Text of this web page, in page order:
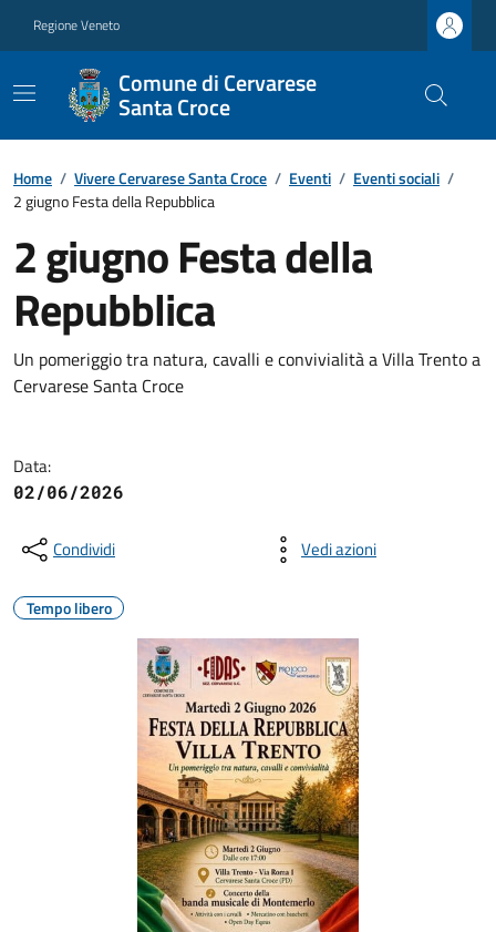
Regione Veneto
Comune di Cervarese
Santa Croce
Home / Vivere Cervarese Santa Croce / Eventi / Eventi sociali /
2 giugno Festa della Repubblica
2 giugno Festa della
Repubblica
Un pomeriggio tra natura, cavalli e convivialità a Villa Trento a
Cervarese Santa Croce
Data:
02/06/2026
Condividi Vedi azioni
Tempo libero